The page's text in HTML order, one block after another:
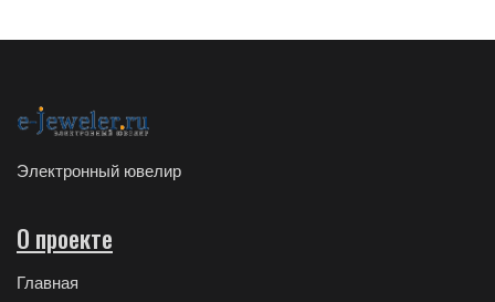
Электронный ювелир
О проекте
Главная